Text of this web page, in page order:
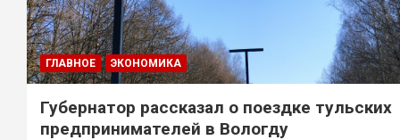
ГЛАВНОЕ ЭКОНОМИКА
Губернатор рассказал о поездке тульских
предпринимателей в Вологду